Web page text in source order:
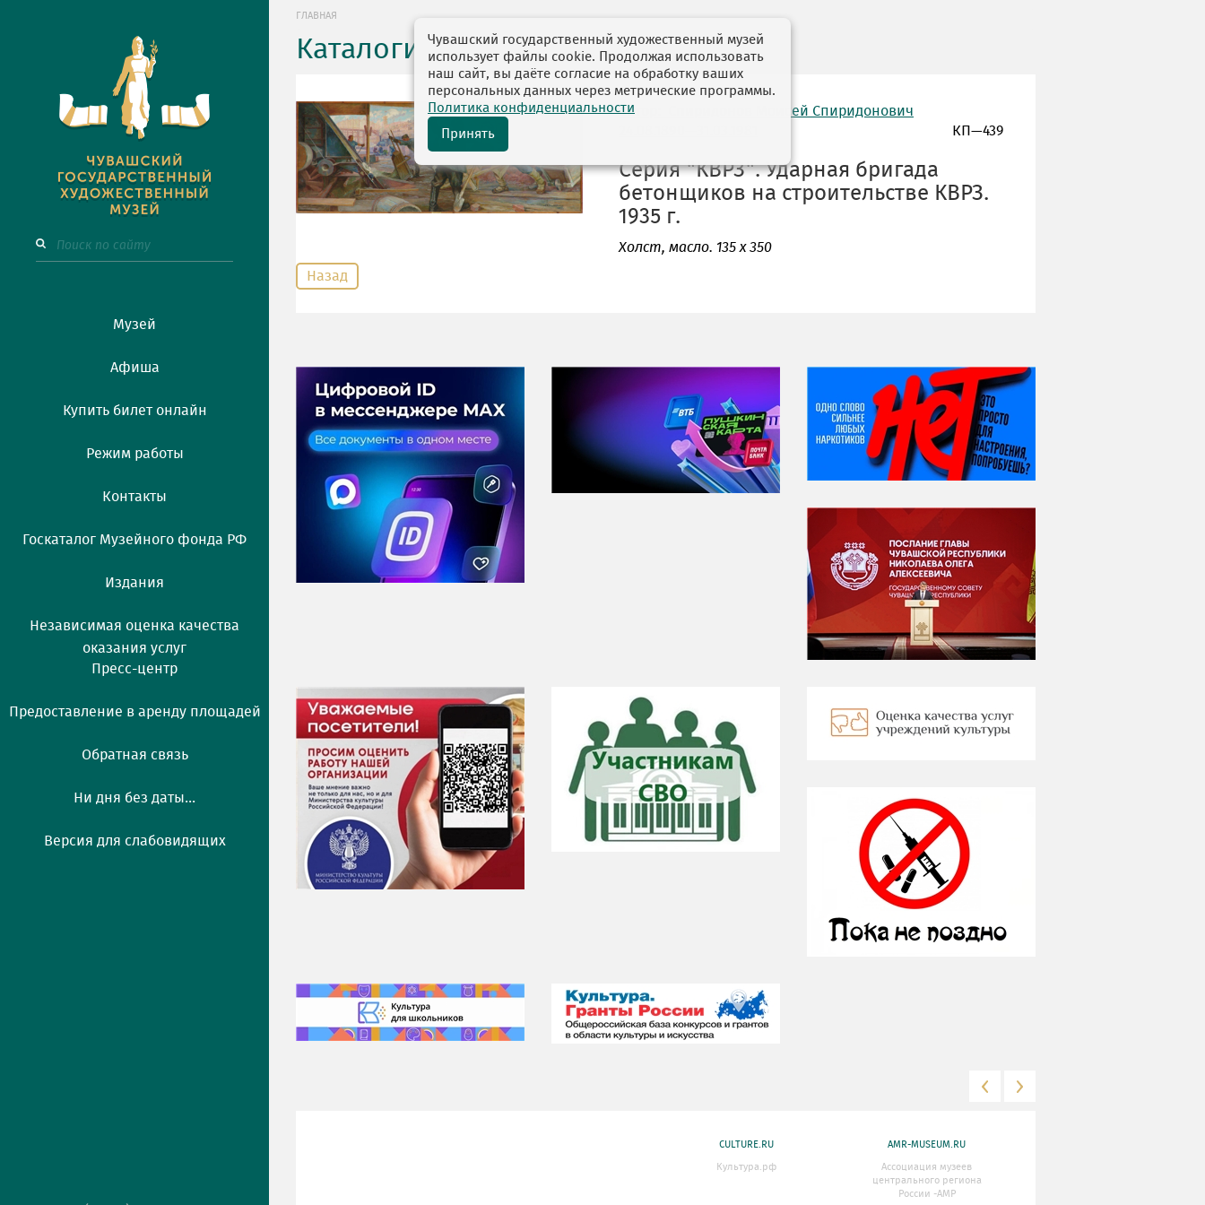
Музей
Афиша
Купить билет онлайн
Режим работы
Контакты
Госкаталог Музейного фонда РФ
Издания
Независимая оценка качества
оказания услуг
Пресс-центр
Предоставление в аренду площадей
Обратная связь
Ни дня без даты...
Версия для слабовидящих
ГЛАВНАЯ
Каталоги выставок
автор: Спиридонов Моисей Спиридонович
КП—439
Серия "КВРЗ". Ударная бригада
бетонщиков на строительстве КВРЗ.
1935 г.
Холст, масло. 135 х 350
Назад
НИ ДНЯ БЕЗ ДАТЫ...
06 августа
Яков Яковлевич
Вебер
CULTURE.RU
Культура.рф
AMR-MUSEUM.RU
Ассоциация музеев
центрального региона
России -АМР
Чувашский государственный художественный музей
использует файлы cookie. Продолжая использовать
наш сайт, вы даёте согласие на обработку ваших
персональных данных через метрические программы.
Политика конфиденциальности
Принять